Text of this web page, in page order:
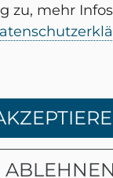
zu, mehr
ABLEHNEN